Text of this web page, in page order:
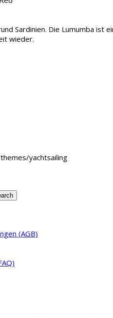
Sardinien. Die Lumumba ist
wieder.
yachtsailing
(AGB)